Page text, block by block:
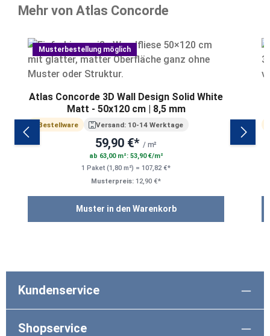
Mehr von Atlas Concorde
Musterbestellung möglich
Atlas Concorde 3D Wall Design Solid White
Matt - 50x120 cm | 8,5 mm
Bestellware Versand: 10-14 Werktage
59,90 €* / m²
ab 63,00 m²: 53,90 €/m²
1 Paket (1,80 m²) = 107,82 €*
Musterpreis: 12,90 €*
Muster in den Warenkorb
Kundenservice
Shopservice